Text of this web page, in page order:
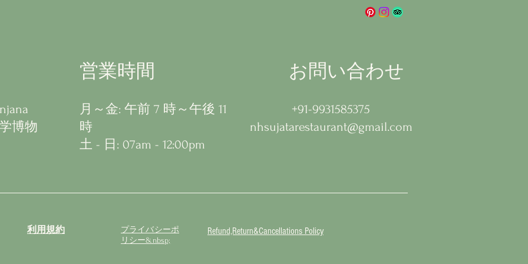
博物
営業時間 お問い合わせ
月～金: 午前 7 時～午後 11
時
​​土 - 日: 07am - 12:00pm
+91-9931585375
nhsujatarestaurant@gmail.com
利用規約
プライバシーポ
リシー&nbsp;
Refund,Return&Cancellations Policy